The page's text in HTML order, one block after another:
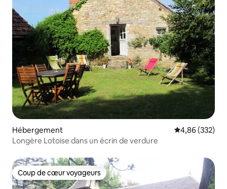
Hébergement Évaluation
4,86 (332)
Longère Lotoise dans un écrin de verdure
Coup de cœur voyageurs
Coup de cœur voyageurs